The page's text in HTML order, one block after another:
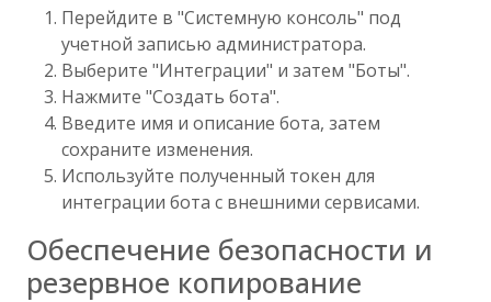
Перейдите в "Системную консоль" под
учетной записью администратора.
Выберите "Интеграции" и затем "Боты".
Нажмите "Создать бота".
Введите имя и описание бота, затем
сохраните изменения.
Используйте полученный токен для
интеграции бота с внешними сервисами.
Обеспечение безопасности и
резервное копирование